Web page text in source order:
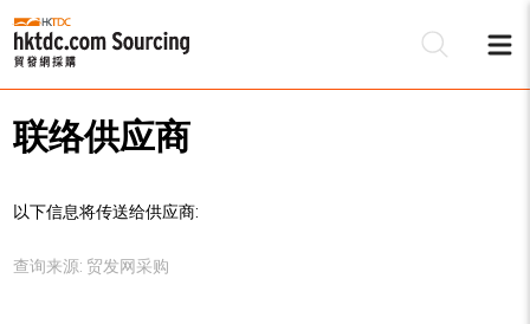
联络供应商
以下信息将传送给供应商:
查询来源: 贸发网采购